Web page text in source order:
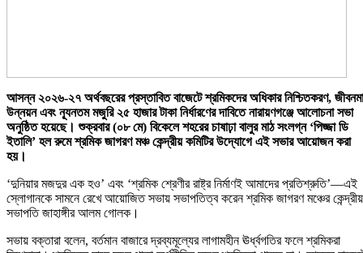
আসন্ন ২০২৬-২৭ অর্থবছরের প্রস্তাবিত বাজেটে শ্রমিকদের অধিকার নিশ্চিতকরণ,
উন্নয়ন এবং ন্যূনতম মজুরি ২৫ হাজার টাকা নির্ধারণের দাবিতে নারায়ণগঞ্জে আলোচনা সভা
অনুষ্ঠিত হয়েছে। শুক্রবার (০৮ মে) বিকেলে শহরের চাষাঢ়া বালুর মাঠ সংলগ্ন ‘পিজ্জা ডি
ইতালি’ হল রুমে শ্রমিক জাগরণ মঞ্চ কেন্দ্রীয় কমিটির উদ্যোগে এই সভার আয়োজন করা
হয়।
‘দুনিয়ার মজদুর এক হও’ এবং ‘শ্রমিক শ্রেণীর রাষ্ট্র নির্মাণই আমাদের প্রতিশ্রুতি’—এই
স্লোগানকে সামনে রেখে আয়োজিত সভায় সভাপতিত্ব করেন শ্রমিক জাগরণ মঞ্চের কেন্দ্রীয়
সভাপতি জাহাঙ্গীর আলম গোলক।
সভায় বক্তারা বলেন, বর্তমান বাজারে দ্রব্যমূল্যের লাগামহীন ঊর্ধ্বগতির ফলে শ্রমিকরা